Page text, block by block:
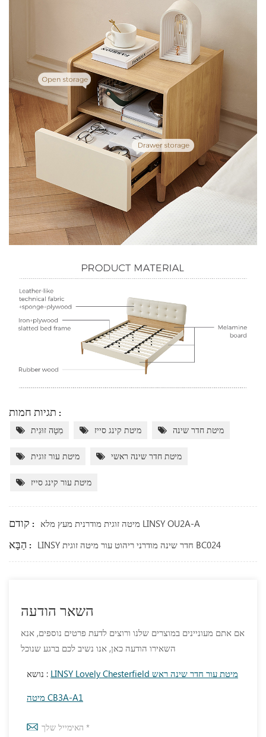
תגיות חמות :
מִטָה זוּגִית מיטת קינג סייז מיטת חדר שינה
מיטת עור זוגית מיטת חדר שינה ראשי
מיטת עור קינג סייז
קודם : מיטה זוגית מודרנית מעץ מלא LINSY OU2A-A
הַבָּא : LINSY חדר שינה מודרני ריהוט עור מיטה זוגית BC024
השאר הודעה
אם אתם מעוניינים במוצרים שלנו ורוצים לדעת פרטים נוספים, אנא
השאירו הודעה כאן, אנו נשיב לכם ברגע שנוכל
נושא : LINSY Lovely Chesterfield מיטת עור חדר שינה ראש
מיטה CB3A-A1